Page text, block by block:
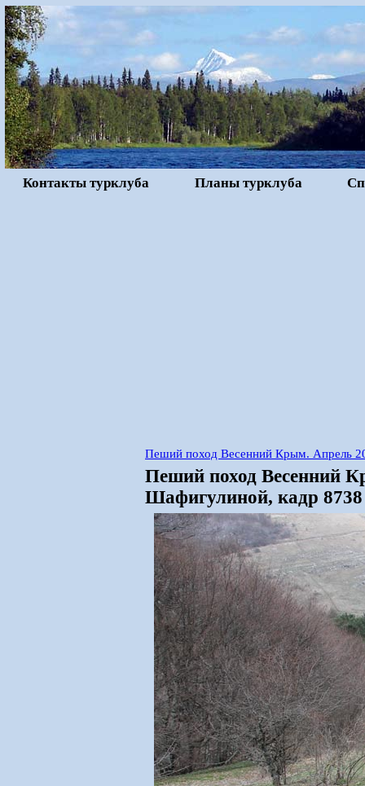
Контакты турклуба Планы турклуба
Пеший поход Весенний Крым. Апрель
Пеший поход Весенний
Шафигулиной, кадр 8738